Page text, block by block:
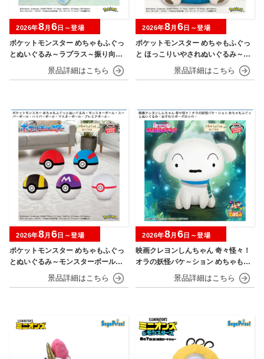
ポケットモンスター めちゃもふぐっ
とぬいぐるみ～ラプラス～振り向きv
2026年8月 6日～登場
ポケットモンスター めちゃもふぐっ
と ほっこりいやされぬいぐるみ～カ
2026年8月 6日～登場
ポケットモンスター めちゃもふぐっ
とぬいぐるみ～モンスターボール・
スーパーボール・ハイパーボール・
マスターボール・プレミアボール～
2026年8月 6 日～登場
映画クレヨンしんちゃん 奇々怪々！
オラの妖怪バケ～ション めちゃもふ
ぐっとぬいぐるみ～おすわりポーズ
2026年8月 6 日～登場